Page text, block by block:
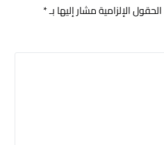
الحقول الإلزامية مشار إليها بـ*